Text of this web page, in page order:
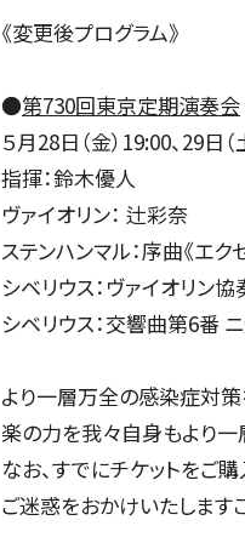
《変更後プログラム》
●第730回東京定期演奏会
５月28日（金）19:00、29日
指揮：鈴木優人
ヴァイオリン： 辻彩奈
ステンハンマル：序曲《エク
シベリウス：ヴァイオリン
シベリウス：交響曲第6番
より一層万全の感染症対策
楽の力を我々自身もより一
なお、すでにチケットをご
ご迷惑をおかけいたします